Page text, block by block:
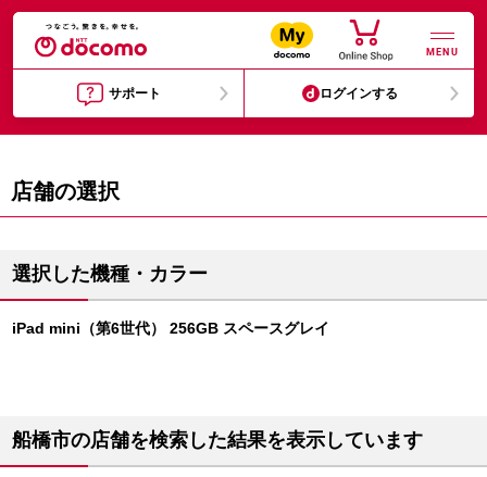
MENU
サポート ログインする
店舗の選択
選択した機種・カラー
iPad mini（第6世代） 256GB スペースグレイ
船橋市の店舗を検索した結果を表示しています